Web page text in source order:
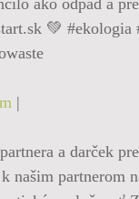
💚 #ekologia
|